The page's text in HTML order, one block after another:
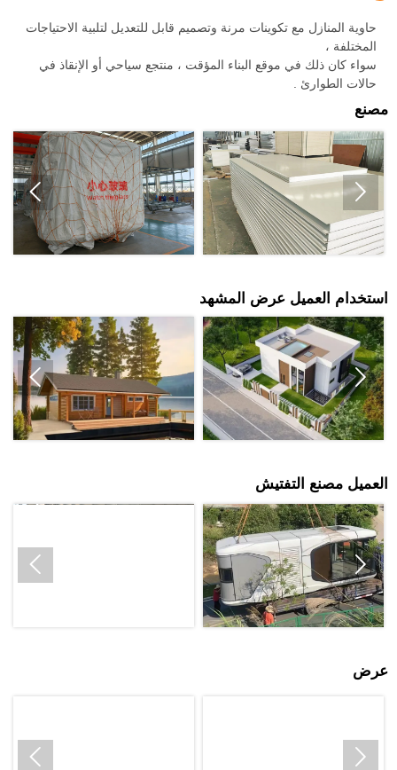
حاوية المنازل مع تكوينات مرنة وتصميم قابل للتعديل لتلبية الاحتياجات
المختلفة ،
سواء كان ذلك في موقع البناء المؤقت ، منتجع سياحي أو الإنقاذ في
حالات الطوارئ .
مصنع
 
استخدام العميل عرض المشهد
 
العميل مصنع التفتيش
 
عرض
 